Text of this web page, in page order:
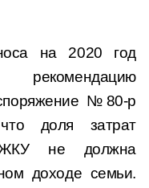
на 2020 год
№80-р
доля затрат
не должна
доходе семьи.